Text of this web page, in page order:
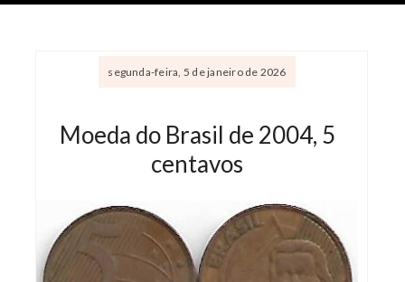
segunda-feira, 5 de janeiro de 2026
Moeda do Brasil de 2004, 5
centavos